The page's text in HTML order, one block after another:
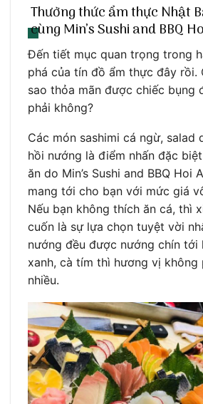
Thưởng thức ẩm thực Nhật
cùng Min’s Sushi and BBQ
Đến tiết mục quan trọng trong
phá của tín đồ ẩm thực đây rồi.
sao thỏa mãn được chiếc bụng
phải không?
Các món sashimi cá ngừ, salad
hồi nướng là điểm nhấn đặc
ăn do Min’s Sushi and BBQ Hoi
mang tới cho bạn với mức giá
Nếu bạn không thích ăn cá, thì
cuốn là sự lựa chọn tuyệt vời
nướng đều được nướng chín
xanh, cà tím thì hương vị không
nhiều.